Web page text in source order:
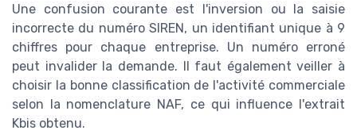
Une confusion courante est l'inversion ou la saisie
incorrecte du numéro SIREN, un identifiant unique à 9
chiffres pour chaque entreprise. Un numéro erroné
peut invalider la demande. Il faut également veiller à
choisir la bonne classification de l'activité commerciale
selon la nomenclature NAF, ce qui influence l'extrait
Kbis obtenu.